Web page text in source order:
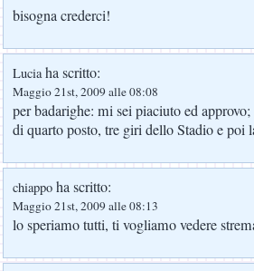
bisogna crederci!
Luciaha scritto:
Maggio 21st, 2009 alle 08:08
per badarighe: mi sei piaciuto ed
di quarto posto, tre giri dello Stadio e poi
chiappo ha scritto:
Maggio 21st, 2009 alle 08:13
lo speriamo tutti, ti vogliamo vedere